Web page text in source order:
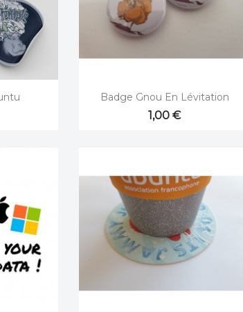
Aperçu rapide
Badge Gnou En Lévitation
1,00 €